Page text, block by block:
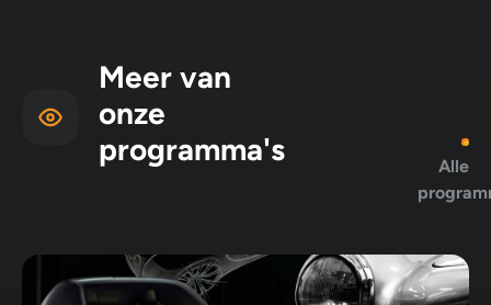
Meer van
onze
programma's
Alle